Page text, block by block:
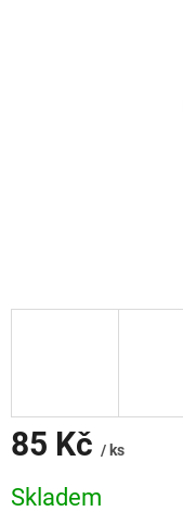
85 Kč / ks
cena:
Skladem